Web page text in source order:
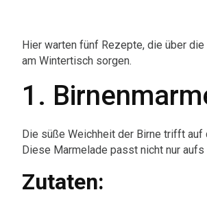
Hier warten fünf Rezepte, die über
am Wintertisch sorgen.
1.
Die süße Weichheit der Birne trifft
Diese Marmelade passt nicht nur
Zutaten: